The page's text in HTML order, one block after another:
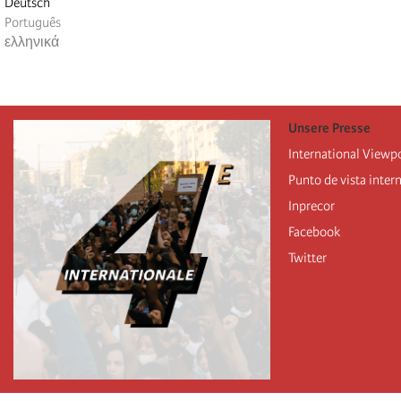
Português
ελληνικά
Unsere Presse
International
Punto de vista
Inprecor
Facebook
Twitter